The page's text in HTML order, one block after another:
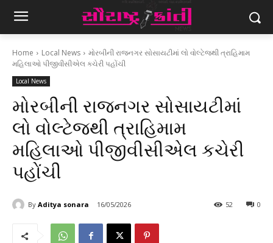
Home Local News
મોરબીની રાજનગર સોસાયટીમાં લો વોલ્ટેજથી ત્રાહિમામ
મહિલાઓ પીજીવીસીએલ કચેરી પહોંચી
Local News
મોરબીની રાજનગર સોસાયટીમાં
લો વોલ્ટેજથી ત્રાહિમામ
મહિલાઓ પીજીવીસીએલ કચેરી
પહોંચી
By Aditya sonara 16/05/2026 0
52